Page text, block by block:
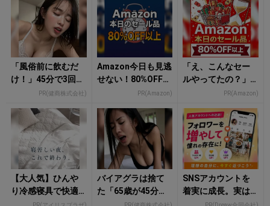
「風俗前に飲むだ
け！」45分で3回戦
も余裕！980円で朝
PR(健商株式会社)
Amazon今日も見逃
せない！80%OFF以
上が続々登場PR(Amazon)
「え、こんなセー
ルやってたの？」8
0％OFF以上が続々
気が...
PR(Amazon)
【大人気】ひんや
り冷感寝具で快適
な睡眠をあなた
バイアグラは捨て
た「65歳が45分で3
回戦も余裕」980円
SNSアカウントを
着実に成長。実は
みんなココ使って